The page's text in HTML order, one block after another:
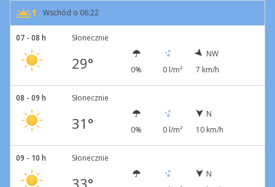
Wschód o 06:22
07 - 08 h Słonecznie
29° 0% 0 l/m²
NW
7 km/h
08 - 09 h Słonecznie
31° 0% 0 l/m²
N
10 km/h
09 - 10 h Słonecznie
33°
N